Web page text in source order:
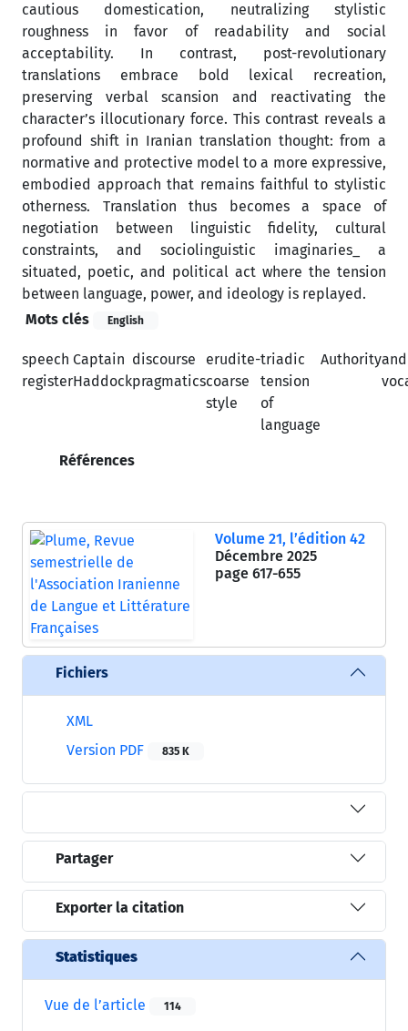
cautious domestication, neutralizing stylistic
roughness in favor of readability and social
acceptability. In contrast, post-revolutionary
translations embrace bold lexical recreation,
preserving verbal scansion and reactivating the
character’s illocutionary force. This contrast reveals a
profound shift in Iranian translation thought: from a
normative and protective model to a more expressive,
embodied approach that remains faithful to stylistic
otherness. Translation thus becomes a space of
negotiation between linguistic fidelity, cultural
constraints, and sociolinguistic imaginaries_ a
situated, poetic, and political act where the tension
between language, power, and ideology is replayed.
Mots clés
English
speech
register
Captain
Haddock
discourse
pragmatics
erudite-
coarse
style
triadic
tension
of
language
Authorityand
Références
Volume 21, l’édition 42
Décembre 2025
page 617-655
Fichiers
XML
Version PDF
835 K
Partager
Exporter la citation
Statistiques
Vue de l’article 114